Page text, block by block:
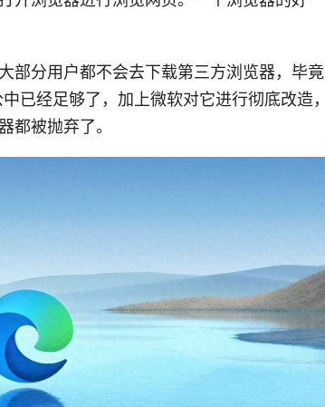
部分用户都不会去下载第三方浏览器，毕竟
已经足够了，加上微软对它进行彻底改造，
都被抛弃了。